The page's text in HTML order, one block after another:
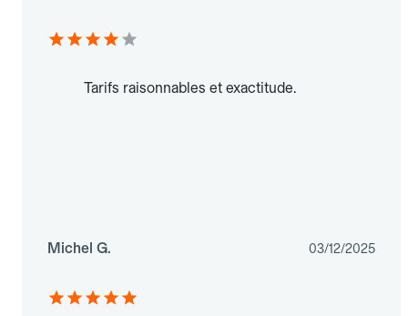
Tarifs raisonnables et exactitude.
Michel G. 03/12/2025